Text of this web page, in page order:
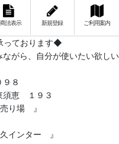
法表示 新規登録 ご利用案内
おります◆
がら、自分が使いたい欲しい
８
恵 １９３
り場 』
邑久インター 』